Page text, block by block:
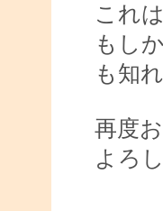
これ
もし
も知
再度
よろ